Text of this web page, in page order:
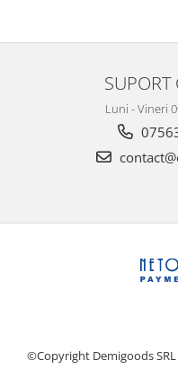
SUPORT
Luni - Vineri
©Copyright Demigoods SRL